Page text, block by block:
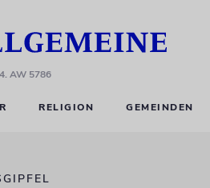
AW 5786
RELIGION GEMEINDEN